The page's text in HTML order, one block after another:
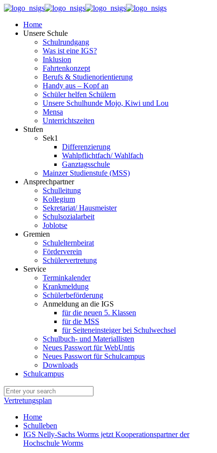
Home
Unsere Schule
Schulrundgang
Was ist eine IGS?
Inklusion
Fahrtenkonzept
Berufs & Studienorientierung
Handy aus – Kopf an
Schüler helfen Schülern
Unsere Schulhunde Mojo, Kiwi und Lou
Mensa
Unterrichtszeiten
Stufen
Sek1
Differenzierung
Wahlpflichtfach/ Wahlfach
Ganztagsschule
Mainzer Studienstufe (MSS)
Ansprechpartner
Schulleitung
Kollegium
Sekretariat/ Hausmeister
Schulsozialarbeit
Joblotse
Gremien
Schulelternbeirat
Förderverein
Schülervertretung
Service
Terminkalender
Krankmeldung
Schülerbeförderung
Anmeldung an die IGS
für die neuen 5. Klassen
für die MSS
für Seiteneinsteiger bei Schulwechsel
Schulbuch- und Materiallisten
Neues Passwort für WebUntis
Neues Passwort für Schulcampus
Downloads
Schulcampus
Vertretungsplan
Home
Schulleben
IGS Nelly-Sachs Worms jetzt Kooperationspartner der
Hochschule Worms